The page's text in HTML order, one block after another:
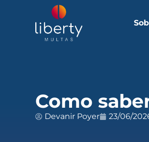
Como
Devanir Poyer 23/06/